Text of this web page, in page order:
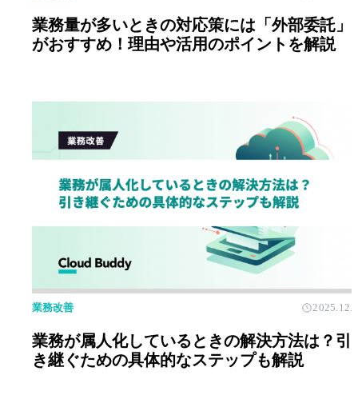
業務量が多いときの対応策には「外部委託」
がおすすめ！理由や活用のポイントを解説
業務改善
業務が属人化しているときの解決方法は？引
き継ぐための具体的なステップも解説